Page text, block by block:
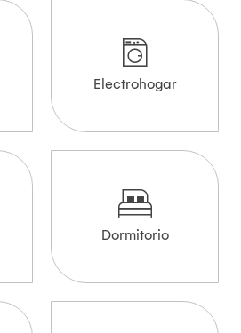
Electrohogar
Dormitorio